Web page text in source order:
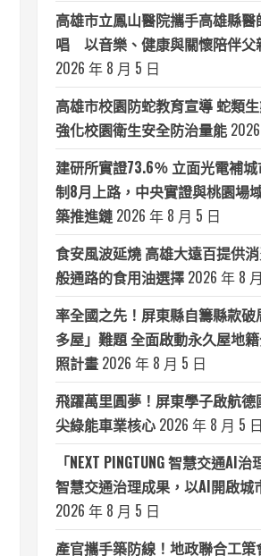
高雄市立鳳山醫院攜手高雄縣
唱 以音樂、健康與關懷陪伴父
2026 年 8 月 5 日
高雄市校園防蛇教育宣導 蛇類
強化校園衛生安全防治量能
建研所實證73.6％ 立面光電補
制8月上路，中央實證與桃園場
築推進鏈 2026 年 8 月 5 日
食安風波延燒 高雄大遠百提供
般通路的食用油選擇 2026 年 8
率全國之先！屏東縣自籌縣款破
多屋」難題 全面啟動永久屋地
照計畫 2026 年 8 月 5 日
飛躍萬里圓夢！屏東學子啟航德
尖綠能車業核心 2026 年 8 月 5 日
「NEXT PINGTUNG 智慧交通AI
智慧交通治理成果，以AI開啟城
2026 年 8 月 5 日
產官攜手築防線！地政聯合工